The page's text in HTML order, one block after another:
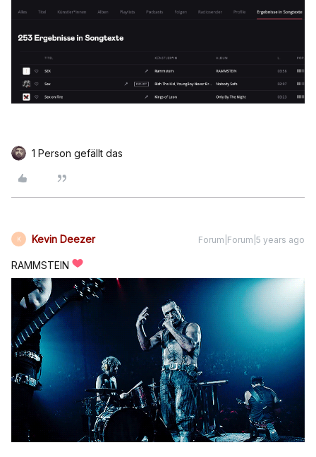
1 Person gefällt das
K Kevin Deezer Forum|Forum|5 years ago
RAMMSTEIN